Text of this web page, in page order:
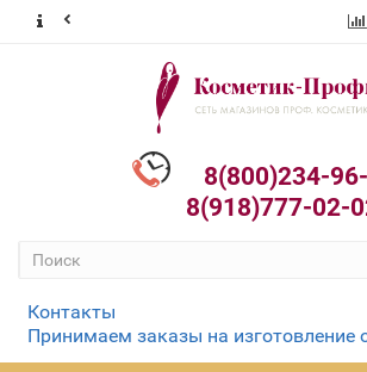
8(800)234-
8(918)777-02-
Контакты
Принимаем заказы на изготовление